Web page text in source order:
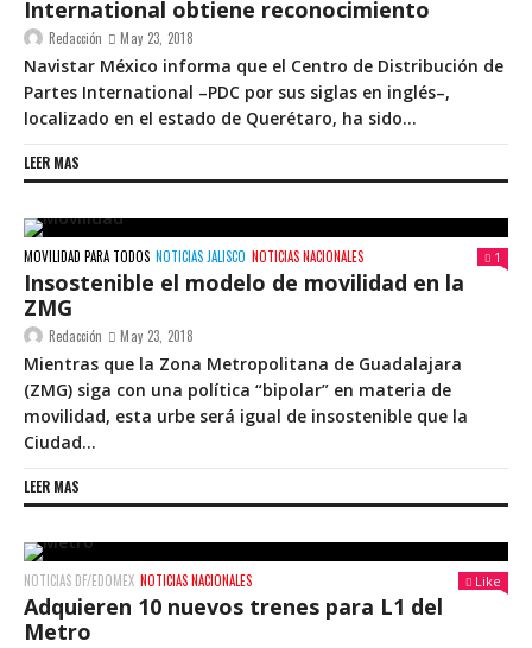
International obtiene reconocimiento
Redacción May 23, 2018
Navistar México informa que el Centro de Distribución de
Partes International –PDC por sus siglas en inglés–,
localizado en el estado de Querétaro, ha sido...
LEER MAS
MOVILIDAD PARA TODOS NOTICIAS JALISCO NOTICIAS NACIONALES 1
Insostenible el modelo de movilidad en la
ZMG
Redacción May 23, 2018
Mientras que la Zona Metropolitana de Guadalajara
(ZMG) siga con una política “bipolar” en materia de
movilidad, esta urbe será igual de insostenible que la
Ciudad...
LEER MAS
NOTICIAS DF/EDOMEX NOTICIAS NACIONALES Like
Adquieren 10 nuevos trenes para L1 del
Metro